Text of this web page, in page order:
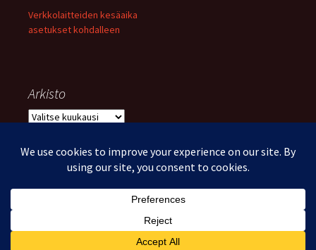
Verkkolaitteiden kesäaika
asetukset kohdalleen
Arkisto
Arkisto